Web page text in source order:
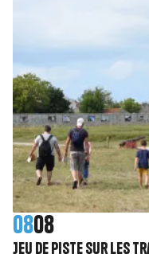
0808
Jeu de piste